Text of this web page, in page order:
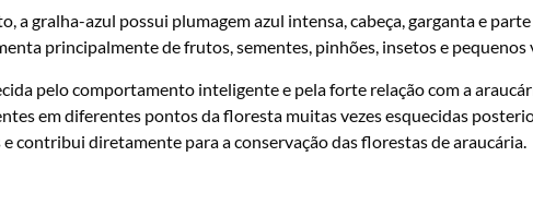
a gralha-azul possui plumagem azul intensa, cabeça, garganta e
principalmente de frutos, sementes, pinhões, insetos e
pelo comportamento inteligente e pela forte relação com a
em diferentes pontos da floresta muitas vezes esquecidas
contribui diretamente para a conservação das florestas de araucária.